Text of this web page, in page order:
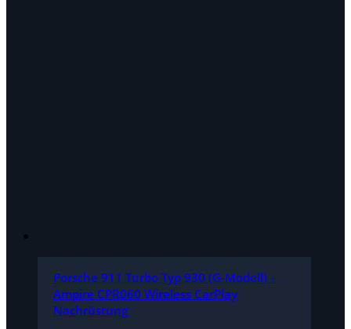
Porsche 911 Turbo Typ 930 (G-Modell) –
Ampire CPR060 Wireless CarPlay
Nachrüstung